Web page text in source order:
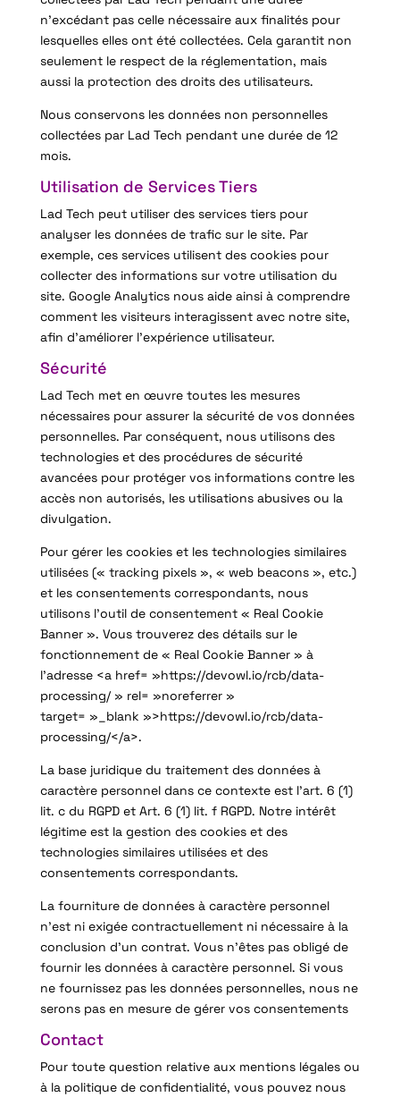
n’excédant pas celle nécessaire aux finalités pour
lesquelles elles ont été collectées. Cela garantit non
seulement le respect de la réglementation, mais
aussi la protection des droits des utilisateurs.
Nous conservons les données non personnelles
collectées par Lad Tech pendant une durée de 12
mois.
Utilisation de Services Tiers
Lad Tech peut utiliser des services tiers pour
analyser les données de trafic sur le site. Par
exemple, ces services utilisent des cookies pour
collecter des informations sur votre utilisation du
site. Google Analytics nous aide ainsi à comprendre
comment les visiteurs interagissent avec notre site,
afin d’améliorer l’expérience utilisateur.
Sécurité
Lad Tech met en œuvre toutes les mesures
nécessaires pour assurer la sécurité de vos données
personnelles. Par conséquent, nous utilisons des
technologies et des procédures de sécurité
avancées pour protéger vos informations contre les
accès non autorisés, les utilisations abusives ou la
divulgation.
Pour gérer les cookies et les technologies similaires
utilisées (« tracking pixels », « web beacons », etc.)
et les consentements correspondants, nous
utilisons l’outil de consentement « Real Cookie
Banner ». Vous trouverez des détails sur le
fonctionnement de « Real Cookie Banner » à
l’adresse <a href= »https://devowl.io/rcb/data-
processing/ » rel= »noreferrer »
target= »_blank »>https://devowl.io/rcb/data-
processing/</a>.
La base juridique du traitement des données à
caractère personnel dans ce contexte est l’art. 6 (1)
lit. c du RGPD et Art. 6 (1) lit. f RGPD. Notre intérêt
légitime est la gestion des cookies et des
technologies similaires utilisées et des
consentements correspondants.
La fourniture de données à caractère personnel
n’est ni exigée contractuellement ni nécessaire à la
conclusion d’un contrat. Vous n’êtes pas obligé de
fournir les données à caractère personnel. Si vous
ne fournissez pas les données personnelles, nous ne
serons pas en mesure de gérer vos consentements
Contact
Pour toute question relative aux mentions légales ou
à la politique de confidentialité, vous pouvez nous